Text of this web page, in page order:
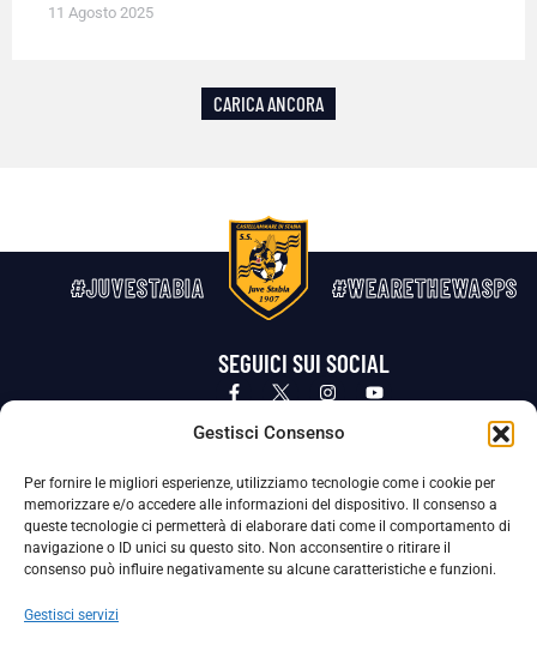
Gestisci Consenso
Per fornire le migliori esperienze, utilizziamo tecnologie come i cookie per
memorizzare e/o accedere alle informazioni del dispositivo. Il consenso a
queste tecnologie ci permetterà di elaborare dati come il comportamento di
navigazione o ID unici su questo sito. Non acconsentire o ritirare il
consenso può influire negativamente su alcune caratteristiche e funzioni.
Gestisci servizi
11 Agosto 2025
CARICA ANCORA
#JUVESTABIA #WEARETHEWASPS
SEGUICI SUI SOCIAL
Privacy Policy Cookie Policy
La Società ha nominato il Responsabile della Protezione dei Dati Personali (DPO), figura specializzata che vigila sulle modalità
adottate dalla nostra Società per tutelare i Suoi dati personali.
Per contattare il DPO può scrivere a